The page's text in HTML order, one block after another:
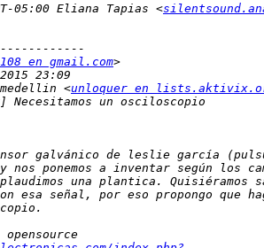
05:00 Eliana Tapias <
en gmail.com
<unloquer en